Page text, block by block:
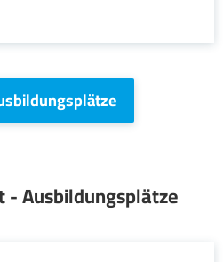
- Ausbildungsplätze